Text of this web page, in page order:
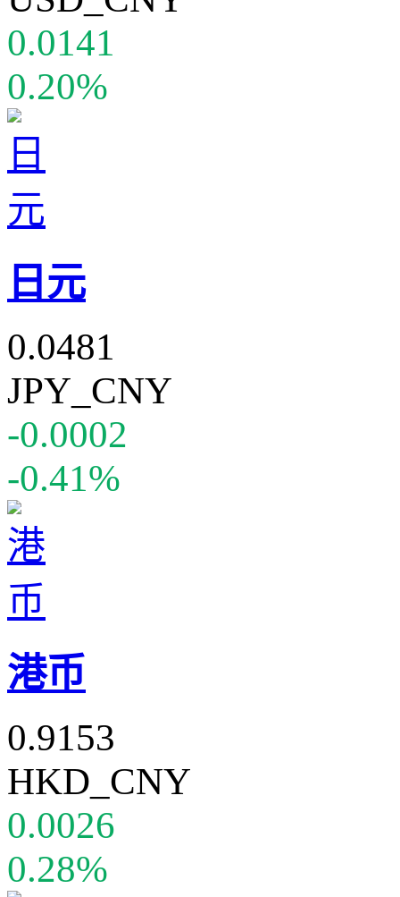
0.0141
0.20%
日元
0.0481
JPY_CNY
-0.0002
-0.41%
港币
0.9153
HKD_CNY
0.0026
0.28%